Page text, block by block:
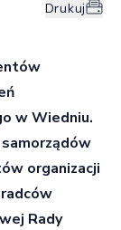
Drukuj
w Wiedniu.
organizacji
Rady